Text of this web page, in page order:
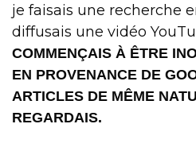
je faisais une recherche
diffusais une vidéo
COMMENÇAIS À ÊTRE
EN PROVENANCE DE
ARTICLES DE MÊME
REGARDAIS.